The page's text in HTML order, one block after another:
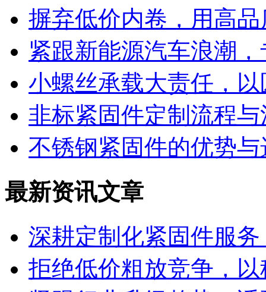
摒弃低价内卷，用高
紧跟新能源汽车浪潮
小螺丝承载大责任，
非标紧固件定制流程
不锈钢紧固件的优势
最新资讯文章
深耕定制化紧固件服
拒绝低价粗放竞争，